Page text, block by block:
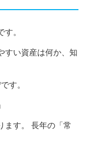
。
すい資産は何か、知
す。
ます。 長年の「常